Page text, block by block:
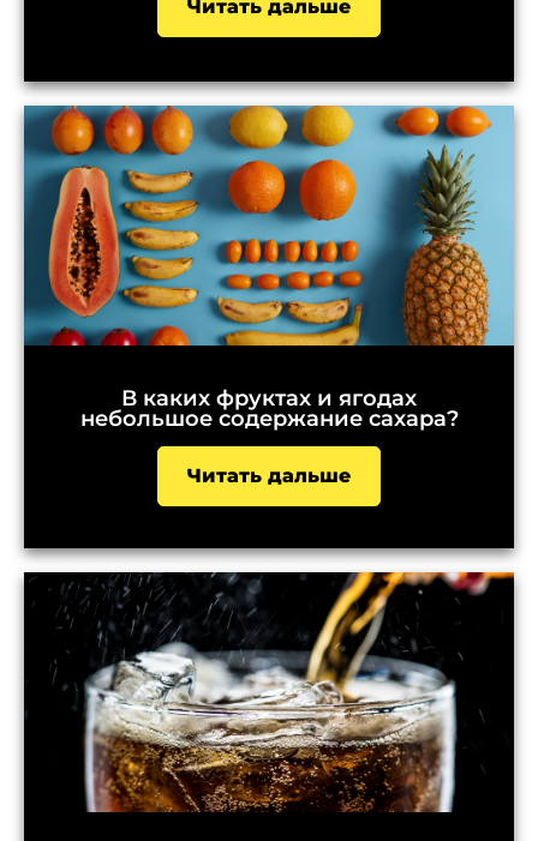
Читать дальше
В каких фруктах и ягодах
небольшое содержание сахара?
Читать дальше